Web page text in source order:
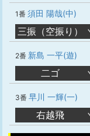
1番 須田 陽哉(中)
三振（空振り）
2番 新島 一平(遊)
二ゴ
3番 早川 一輝(一)
右越飛